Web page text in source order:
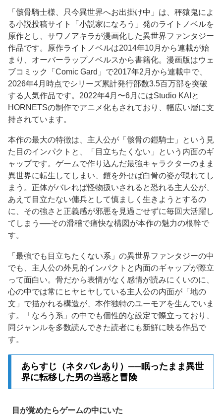
「骸骨騎士様、只今異世界へお出掛け中」は、秤猿鬼によ
る小説投稿サイト「小説家になろう」発のライトノベルを
原作とし、サワノアキラが漫画化した異世界ファンタジー
作品です。原作ライトノベルは2014年10月から連載が始
まり、オーバーラップノベルスから書籍化。漫画版はウェ
ブコミック「Comic Gard」で2017年2月から連載中で、
2026年4月時点でシリーズ累計発行部数3.5百万部を突破
する人気作品です。2022年4月〜6月にはStudio KAIと
HORNETSの制作でアニメ化もされており、幅広い層に支
持されています。
本作の最大の特徴は、主人公が「骸骨の鎧騎士」という見
た目のインパクトと、「目立ちたくない」という内面のギ
ャップです。ゲームで作り込んだ最強キャラクターのまま
異世界に転生してしまい、鎧を外せば白骨の姿が現れてし
まう。正体がバレれば怪物扱いされると恐れる主人公が、
あえて目立たない傭兵として慎ましく生きようとするの
に、その強さと正義感が邪悪を見過ごせずに毎回大活躍し
てしまう──その滑稽で痛快な構図が本作の魅力の根幹で
す。
「最強でも目立ちたくない系」の異世界ファンタジーの中
でも、主人公の外見的インパクトと内面のギャップが際立
って面白い。骨だから表情がなく感情が読みにくいのに、
心の中では常にヒヤヒヤしている主人公の内面が「地の
文」で描かれる構造が、本作独特のユーモアを生んでいま
す。「なろう系」の中でも個性的な設定で際立っており、
同ジャンルを多数読んできた読者にも新鮮に映る作品で
す。
あらすじ（ネタバレあり）──眠ったまま異世
界に転移した男の当惑と冒険
目が覚めたらゲームの中にいた